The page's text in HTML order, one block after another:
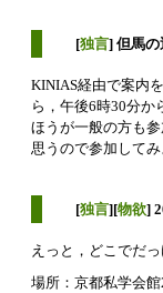
[独言] 但馬
KINIAS経由で案内
ら，午後6時30分か
ほうが一般の方も
思うので参加して
[独言][物欲]
えっと，どこでだ
場所：京都私学会